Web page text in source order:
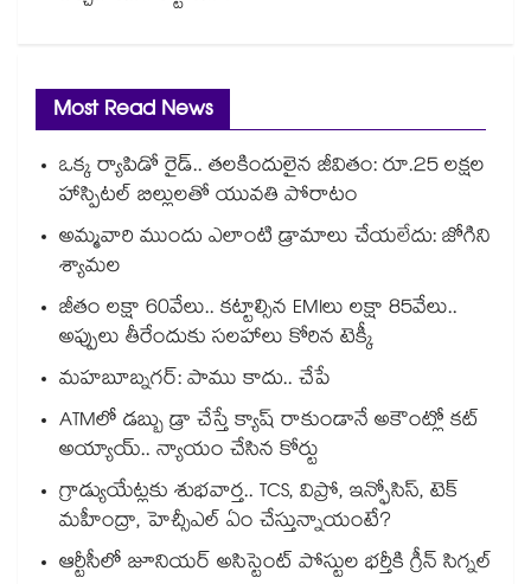
Most Read News
ఒక్క ర్యాపిడో రైడ్.. తలకిందులైన జీవితం: రూ.25 లక్షల
హాస్పిటల్ బిల్లులతో యువతి పోరాటం
అమ్మవారి ముందు ఎలాంటి డ్రామాలు చేయలేదు: జోగిని
శ్యామల
జీతం లక్షా 60వేలు.. కట్టాల్సిన EMIలు లక్షా 85వేలు..
అప్పులు తీరేందుకు సలహాలు కోరిన టెక్కీ
మహబూబ్నగర్: పాము కాదు.. చేపే
ATMలో డబ్బు డ్రా చేస్తే క్యాష్ రాకుండానే అకౌంట్లో కట్
అయ్యాయ్.. న్యాయం చేసిన కోర్టు
గ్రాడ్యుయేట్లకు శుభవార్త.. TCS, విప్రో, ఇన్ఫోసిస్, టెక్
మహీంద్రా, హెచ్సీఎల్ ఏం చేస్తున్నాయంటే?
ఆర్టీసీలో జూనియర్ అసిస్టెంట్‌‌ పోస్టుల భర్తీకి గ్రీన్‌‌ సిగ్నల్